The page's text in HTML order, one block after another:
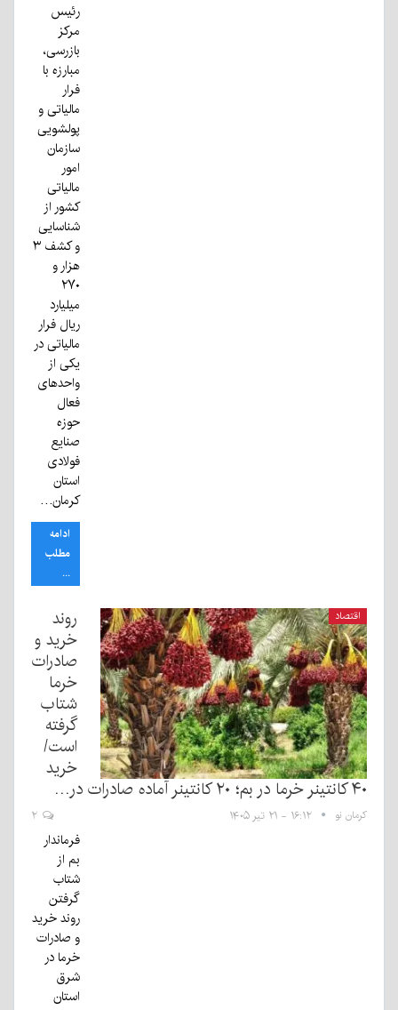
رئیس
مرکز
بازرسی،
مبارزه با
فرار
مالیاتی و
پولشویی
سازمان
امور
مالیاتی
کشور از
شناسایی
و کشف ۳
هزار و
۲۷۰
میلیارد
ریال فرار
مالیاتی در
یکی از
واحدهای
فعال
حوزه
صنایع
فولادی
استان
کرمان…
ادامه
مطلب
...
اقتصاد
روند
خرید و
صادرات
خرما
شتاب
گرفته
است/
خرید
۴۰ کانتینر خرما در بم؛ ۲۰ کانتینر آماده صادرات در…
کرمان نو ۱۶:۱۲ - ۲۱ تیر ۱۴۰۵ ۲
فرماندار
بم از
شتاب
گرفتن
روند خرید
و صادرات
خرما در
شرق
استان